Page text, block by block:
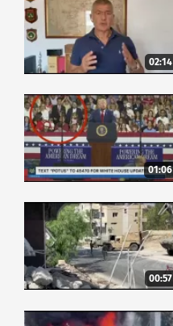
02:14
01:06
00:57